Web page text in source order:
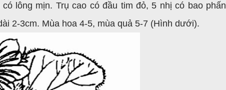
lông mịn. Trụ cao có đầu tim đỏ, 5 nhị có bao phấn
2-3cm. Mùa hoa 4-5, mùa quả 5-7 (Hình dưới).